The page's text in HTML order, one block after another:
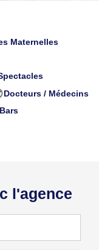
Maternelles
Docteurs / Médecins
Bars
l'agence